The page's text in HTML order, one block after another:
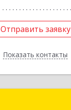
Отправить заявку
Показать контакты
Отправить заявку
Назад